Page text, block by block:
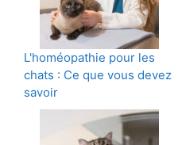
L'homéopathie pour les
chats : Ce que vous devez
savoir